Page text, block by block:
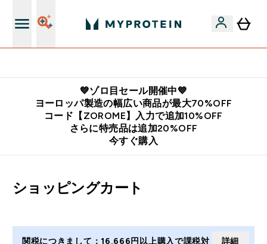
💙ゾロ目セール開催中💙
ヨーロッパ製造の幅広い商品が最大70%OFF
コード【ZOROME】入力で追加10%OFF
さらに特売品は追加20%OFF
今すぐ購入
ショッピングカート
関税につきまして：16,666円以上購入で課税対
詳細